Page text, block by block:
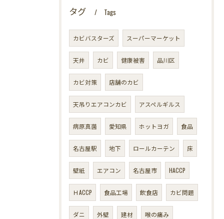
タグ Tags
カビバスターズ スーパーマーケット
天井 カビ 健康被害 品川区
カビ対策 店舗のカビ
天吊りエアコンカビ アスペルギルス
病原真菌 愛知県 ホットヨガ 食品
名古屋駅 地下 ロールカーテン 床
壁紙 エアコン 名古屋市 HACCP
ＨACCP 食品工場 飲食店 カビ問題
ダニ 外壁 建材 喉の痛み